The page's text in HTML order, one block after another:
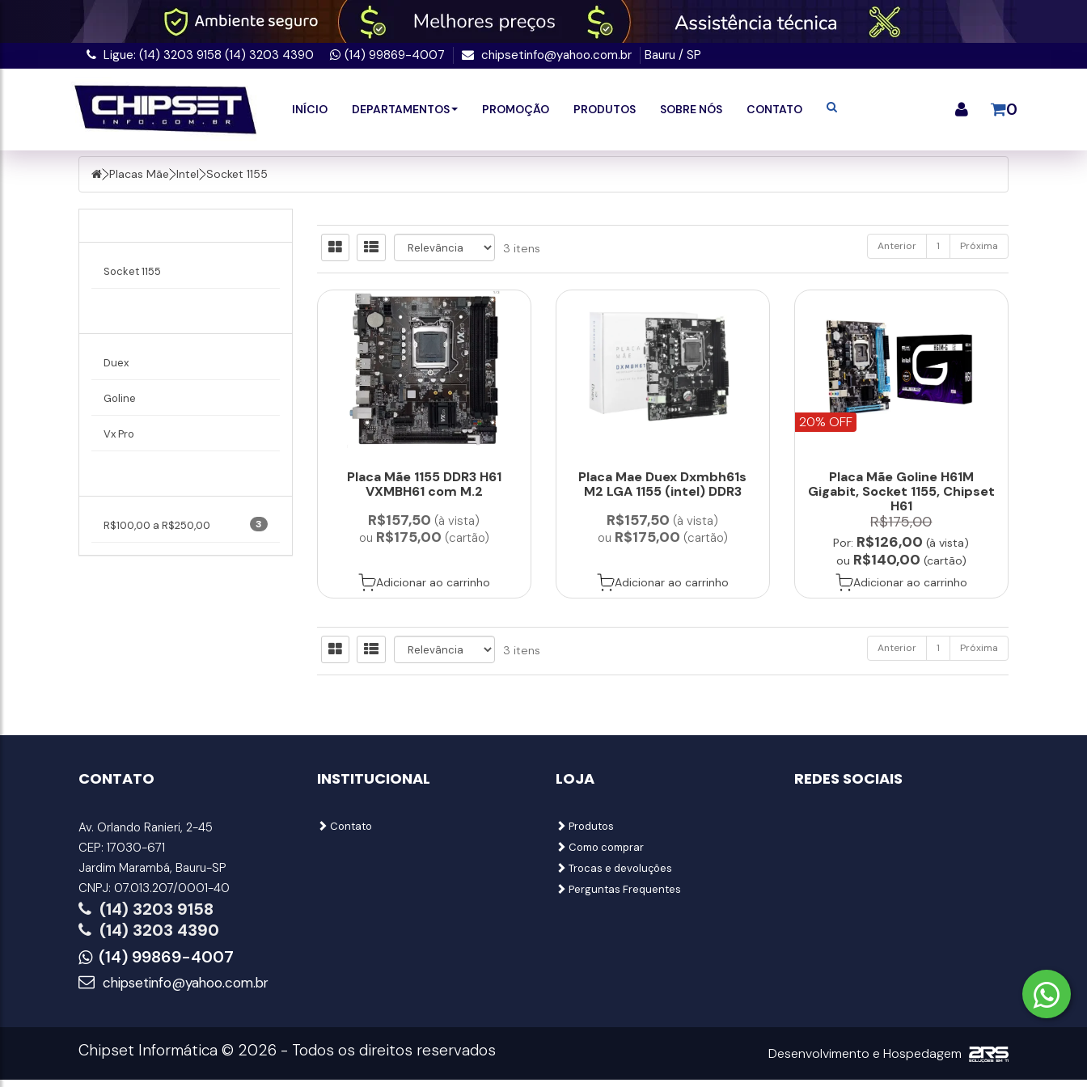
Ligue: (14) 3203 9158 (14) 3203 4390 (14) 99869-4007 chipsetinfo@yahoo.com.br Bauru / SP
INÍCIO DEPARTAMENTOS PROMOÇÃO PRODUTOS SOBRE NÓS CONTATO 0
Placas Mãe Intel Socket 1155
Socket 1155
Duex
Goline
Vx Pro
R$100,00 a R$250,00 3
3 itens Anterior 1 Próxima
Placa Mãe 1155 DDR3 H61
VXMBH61 com M.2
R$157,50 (à vista)
ou R$175,00 (cartão)
Adicionar ao carrinho
Placa Mae Duex Dxmbh61s
M2 LGA 1155 (intel) DDR3
R$157,50 (à vista)
ou R$175,00 (cartão)
Adicionar ao carrinho
20% OFF
Placa Mãe Goline H61M
Gigabit, Socket 1155, Chipset
H61
R$175,00
Por: R$126,00 (à vista)
ou R$140,00 (cartão)
Adicionar ao carrinho
3 itens Anterior 1 Próxima
CONTATO
Av. Orlando Ranieri, 2-45
CEP: 17030-671
Jardim Marambá, Bauru-SP
CNPJ: 07.013.207/0001-40
(14) 3203 9158
(14) 3203 4390
(14) 99869-4007
chipsetinfo@yahoo.com.br
INSTITUCIONAL
Contato
LOJA
Produtos
Como comprar
Trocas e devoluções
Perguntas Frequentes
REDES SOCIAIS
Chipset Informática © 2026 - Todos os direitos reservados Desenvolvimento e Hospedagem